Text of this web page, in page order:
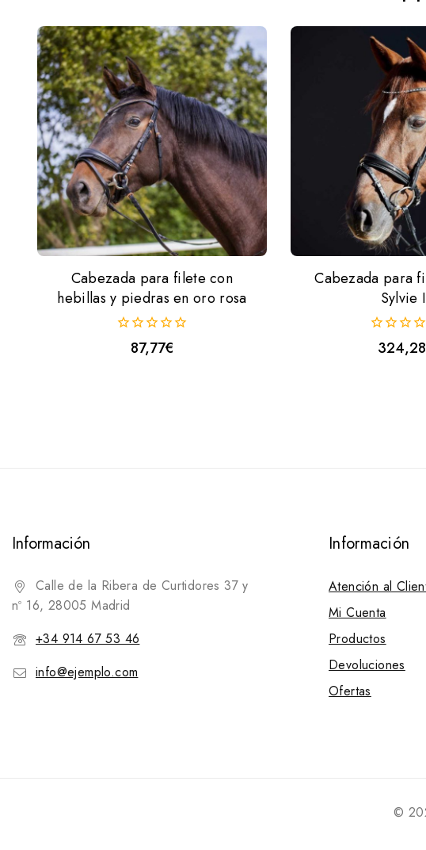
Cabezada para filete con
hebillas y piedras en oro rosa
fuera87,77€
Cabezada para
Sylvie
fuera
324,28
Información
Calle de la Ribera de Curtidores 37 y
nº 16, 28005 Madrid
+34 914 67 53 46
info@ejemplo.com
Información
Atención al
Mi Cuenta
Productos
Devoluciones
Ofertas
©